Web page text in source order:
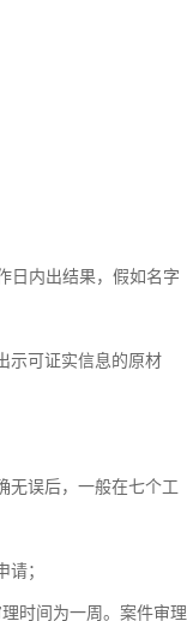
日内出结果，假如名字
示可证实信息的原材
无误后，一般在七个工
；
时间为一周。案件审理